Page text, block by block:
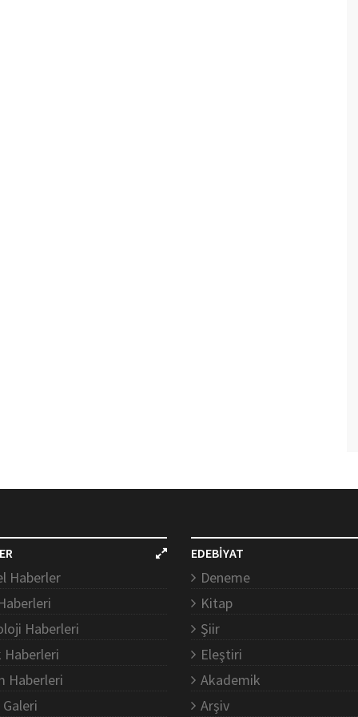
Haberler
Haberleri
Haberleri
Haberleri
EDEBİYAT
Deneme
Kitap
Şiir
Eleştiri
Akademik
Arşiv